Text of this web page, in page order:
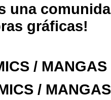
una
gráficas!
/
/